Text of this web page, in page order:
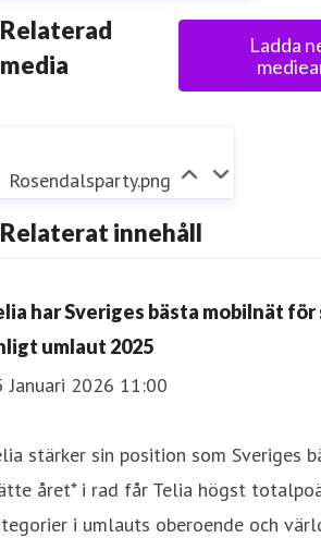
Relaterad
media
Ladda
Rosendalsparty.png
Relaterat innehåll
har Sveriges bästa mobilnät
umlaut 2025
Januari 2026 11:00
stärker sin position som Sveriges
året* i rad får Telia högst
i umlauts oberoende och